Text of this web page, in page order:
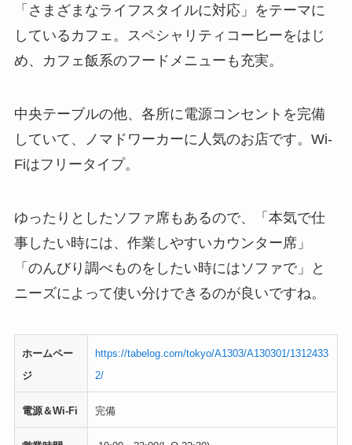
「さまざまなライフスタイルに対応」をテーマに
しているカフェ。スペシャリティコー匕ーをはじ
め、カフェ飯系のフードメニューも充実。
中央テーブルの他、各所に電源コンセントを完備
していて、ノマドワーカーに人気のお店です。Wi-
Fiはフリータイプ。
ゆったりとしたソファ席もあるので、「本気で仕
事したい時には、作業しやすいカウンター席」
「のんびり調べものをしたい時にはソファで」と
ニーズによって使い分けできるのが良いですね。
ホームペー
ジ
https://tabelog.com/tokyo/A1303/A130301/1312433
2/
電源＆Wi-Fi 完備